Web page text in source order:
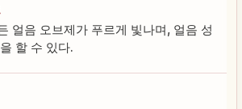
얼음 오브제가 푸르게 빛나며, 얼음 성
할 수 있다.